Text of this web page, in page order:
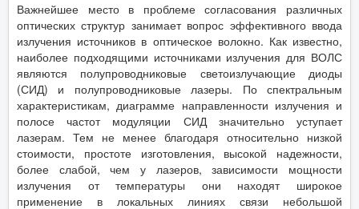
Важнейшее место в проблеме согласования различных
оптических структур занимает вопрос эффективного ввода
излучения источников в оптическое волокно. Как известно,
наиболее подходящими источниками излучения для ВОЛС
являются полупроводниковые светоизлучающие диоды
(СИД) и полупроводниковые лазеры. По спектральным
характеристикам, диаграмме направленности излучения и
полосе частот модуляции СИД значительно уступает
лазерам. Тем не менее благодаря относительно низкой
стоимости, простоте изготовления, высокой надежности,
более слабой, чем у лазеров, зависимости мощности
излучения от температуры они находят широкое
применение в локальных линиях связи небольшой